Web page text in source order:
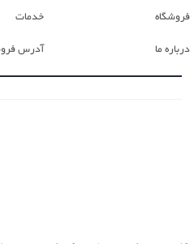
فروشگاه
درباره ما
خدمات
آدرس